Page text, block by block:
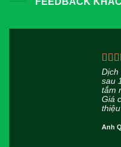
sau
tắm
Giá
Anh